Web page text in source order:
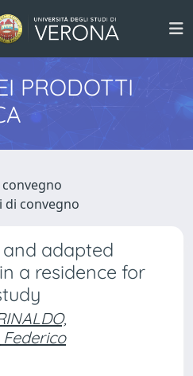
PRODOTTI
di convegno
adapted
a residence for
Federico